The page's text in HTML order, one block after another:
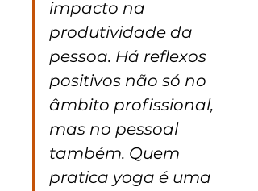
impacto na
produtividade da
pessoa. Há reflexos
positivos não só no
âmbito profissional,
mas no pessoal
também. Quem
pratica yoga é uma